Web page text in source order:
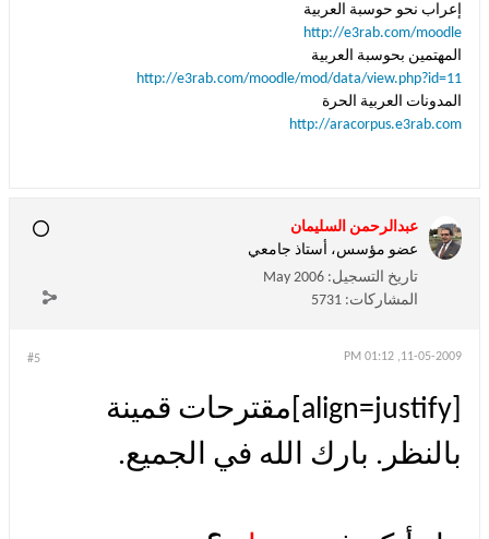
إعراب نحو حوسبة العربية
http://e3rab.com/moodle
المهتمين بحوسبة العربية
http://e3rab.com/moodle/mod/data/view.php?id=11
المدونات العربية الحرة
http://aracorpus.e3rab.com
عبدالرحمن السليمان
عضو مؤسس، أستاذ جامعي
تاريخ التسجيل: May 2006
المشاركات: 5731
#5 11-05-2009, 01:12 PM
[align=justify]مقترحات قمينة
بالنظر. بارك الله في الجميع.